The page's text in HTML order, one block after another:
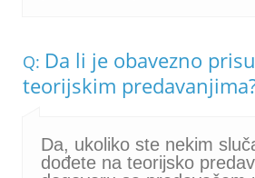
Q: Da li je obavezno
teorijskim
Da, ukoliko ste nekim
dođete na teorijsko